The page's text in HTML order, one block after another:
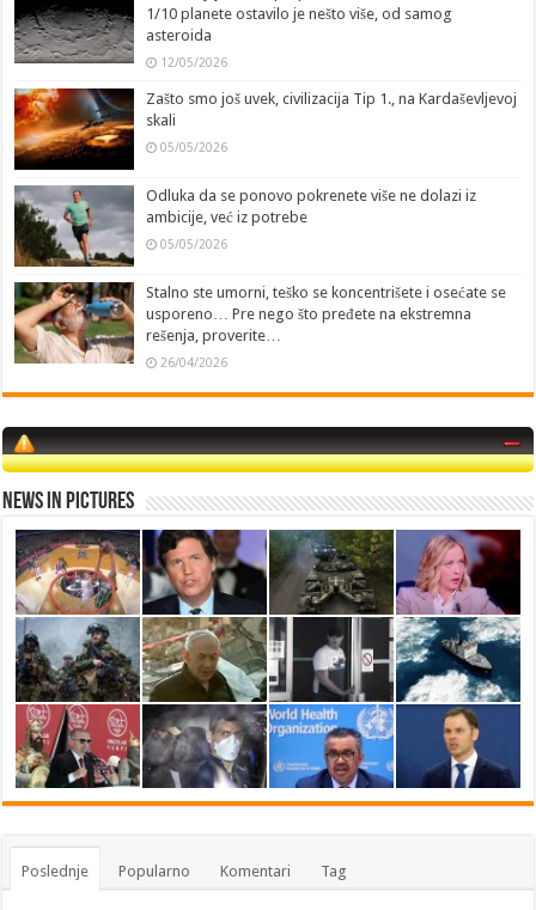
1/10 planete ostavilo je nešto više, od samog
asteroida
12/05/2026
Zašto smo još uvek, civilizacija Tip 1., na Kardaševljevoj
skali
05/05/2026
Odluka da se ponovo pokrenete više ne dolazi iz
ambicije, već iz potrebe
05/05/2026
Stalno ste umorni, teško se koncentrišete i osećate se
usporeno… Pre nego što pređete na ekstremna
rešenja, proverite…
26/04/2026
News in Pictures
Poslednje Popularno Komentari Tag